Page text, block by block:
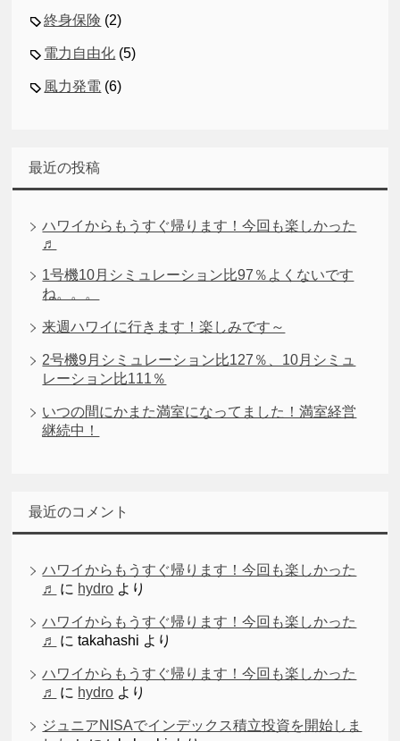
終身保険 (2)
電力自由化 (5)
風力発電 (6)
最近の投稿
ハワイからもうすぐ帰ります！今回も楽しかった
♬
1号機10月シミュレーション比97％よくないです
ね。。。
来週ハワイに行きます！楽しみです～
2号機9月シミュレーション比127％、10月シミュ
レーション比111％
いつの間にかまた満室になってました！満室経営
継続中！
最近のコメント
ハワイからもうすぐ帰ります！今回も楽しかった
♬
に hydro より
ハワイからもうすぐ帰ります！今回も楽しかった
♬
にtakahashi より
ハワイからもうすぐ帰ります！今回も楽しかった
♬
に hydro より
ジュニアNISAでインデックス積立投資を開始しま